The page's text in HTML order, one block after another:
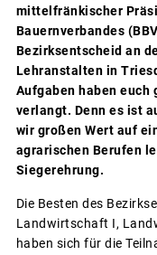
mittelfränkischer
Bauernverbandes
Bezirksentscheid an
Lehranstalten in
Aufgaben haben euch
verlangt. Denn es ist
wir großen Wert auf
agrarischen Berufen
Siegerehrung.
Die Besten des
Landwirtschaft I,
haben sich für die